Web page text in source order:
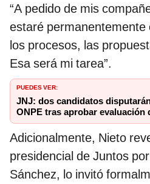
“A pedido de mis
estaré permanentemente
los procesos, las
Esa será mi tarea”.
PUEDES VER:
JNJ: dos candidatos
ONPE tras aprobar evaluación
Adicionalmente, Nieto
presidencial de Juntos
Sánchez, lo invitó